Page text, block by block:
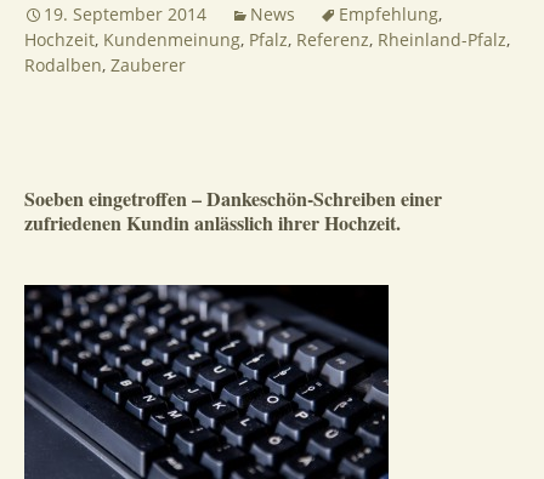
19. September 2014 News Empfehlung,
Hochzeit, Kundenmeinung, Pfalz, Referenz, Rheinland-Pfalz,
Rodalben, Zauberer
Soeben eingetroffen – Dankeschön-Schreiben einer
zufriedenen Kundin anlässlich ihrer Hochzeit.